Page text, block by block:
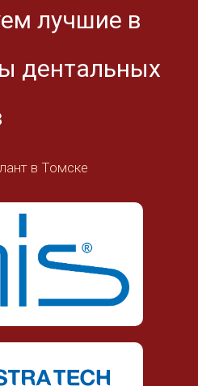
лучшие в
дентальных
в Томске